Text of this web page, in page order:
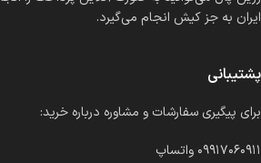
ایران به جز کیش انجام می‌گیرد.
پشتیبانی
برای پیگیری سفارشات و مشاوره درباره خرید:
۰۹۹۱۷۰۶۰۹۱۱ واتساپ